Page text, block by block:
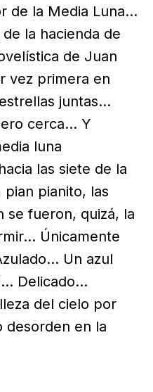
de la Media Luna…
la hacienda de
de Juan
vez primera en
juntas…
cerca… Y
luna
las siete de la
pianito, las
se fueron, quizá, la
Únicamente
Un azul
Delicado…
del cielo por
desorden en la